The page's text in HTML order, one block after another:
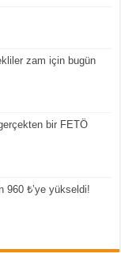
zam için bugün
bir FETÖ
960 ₺’ye yükseldi!